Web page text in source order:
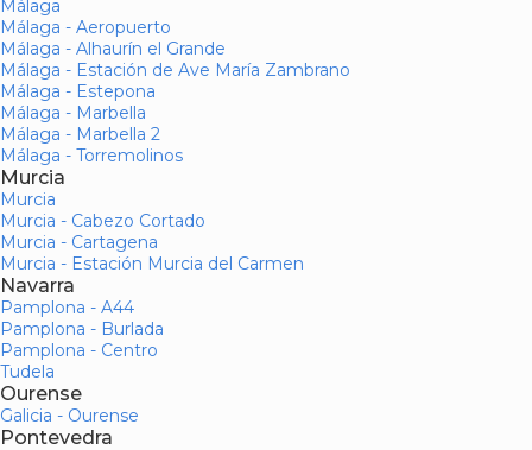
Málaga
Málaga - Aeropuerto
Málaga - Alhaurín el Grande
Málaga - Estación de Ave María Zambrano
Málaga - Estepona
Málaga - Marbella
Málaga - Marbella 2
Málaga - Torremolinos
Murcia
Murcia
Murcia - Cabezo Cortado
Murcia - Cartagena
Murcia - Estación Murcia del Carmen
Navarra
Pamplona - A44
Pamplona - Burlada
Pamplona - Centro
Tudela
Ourense
Galicia - Ourense
Pontevedra